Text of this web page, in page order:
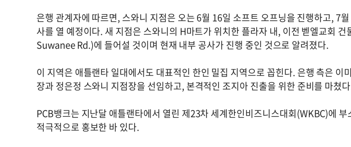
은행 관계자에 따르면, 스와니 지점은 오는 6월 16일 소프트 오프닝을 진행하고, 7
사를 열 예정이다. 새 지점은 스와니의 H마트가 위치한 플라자 내, 이전 벧엘교회
Suwanee Rd.)에 들어설 것이며 현재 내부 공사가 진행 중인 것으로 알려졌다.
이 지역은 애틀랜타 일대에서도 대표적인 한인 밀집 지역으로 꼽힌다. 은행 측은 이
장과 정은정 스와니 지점장을 선임하고, 본격적인 조지아 진출을 위한 준비를 마쳤
PCB뱅크는 지난달 애틀랜타에서 열린 제23차 세계한인비즈니스대회(WKBC)에
적극적으로 홍보한 바 있다.